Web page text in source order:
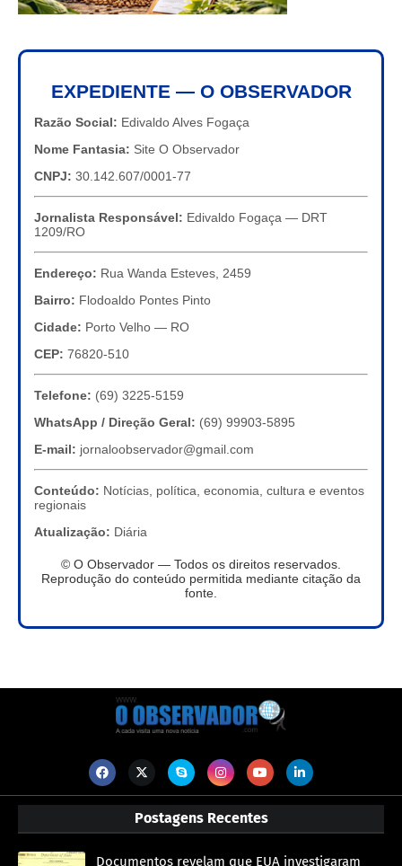
EXPEDIENTE — O OBSERVADOR
Razão Social: Edivaldo Alves Fogaça
Nome Fantasia: Site O Observador
CNPJ: 30.142.607/0001-77
Jornalista Responsável: Edivaldo Fogaça — DRT
1209/RO
Endereço: Rua Wanda Esteves, 2459
Bairro: Flodoaldo Pontes Pinto
Cidade: Porto Velho — RO
CEP: 76820-510
Telefone: (69) 3225-5159
WhatsApp / Direção Geral: (69) 99903-5895
E-mail: jornaloobservador@gmail.com
Conteúdo: Notícias, política, economia, cultura e eventos
regionais
Atualização: Diária
© O Observador — Todos os direitos reservados.
Reprodução do conteúdo permitida mediante citação da
fonte.
Postagens Recentes
Documentos revelam que EUA investigaram